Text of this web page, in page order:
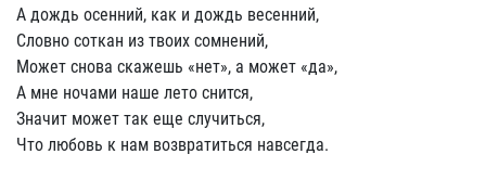
А дождь осенний, как и дождь весенний,
Словно соткан из твоих сомнений,
Может снова скажешь «нет», а может «да»,
А мне ночами наше лето снится,
Значит может так еще случиться,
Что любовь к нам возвратиться навсегда.